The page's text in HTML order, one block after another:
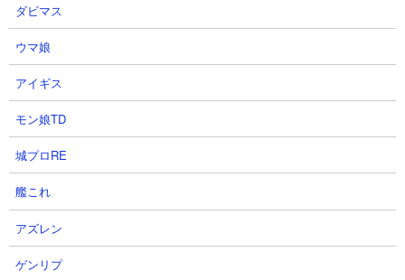
４．絶・誘惑のシンフォニー 第五番破綻調 スー
パーカーやムートを使った無課金編成速攻攻略
ダビマス
ウマ娘
アイギス
モン娘TD
城プロRE
艦これ
アズレン
ゲンリプ